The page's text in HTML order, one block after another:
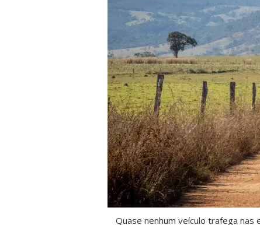
Quase nenhum veículo trafega nas